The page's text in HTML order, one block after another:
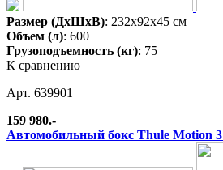
Размер (ДхШхВ): 232x92x45 см
Объем (л): 600
Грузоподъемность (кг): 75
К сравнению
Арт. 639901
159 980.-
Автомобильный бокс Thule Motion